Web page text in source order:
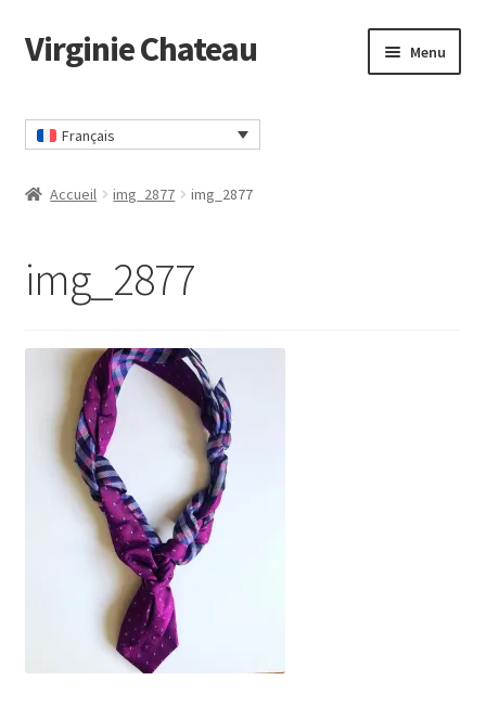
Passer
à
navigation
Passer
au
Virginie Chateau Menu
Contact
Politique Confidentialité
Virginie Chateau
Français
Accueil img_2877 img_2877
img_2877